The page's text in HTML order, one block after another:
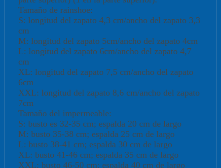
Tamaño de rainshoe:
S: longitud del zapato 4,3 cm/ancho del zapato 3,3
cm
M: longitud del zapato 5cm/ancho del zapato 4cm
L: longitud del zapato 6cm/ancho del zapato 4,7
cm
XL: longitud del zapato 7,5 cm/ancho del zapato
6cm
XXL: longitud del zapato 8,6 cm/ancho del zapato
7cm
Tamaño del impermeable:
S: busto es 32-35 cm; espalda 20 cm de largo
M: busto 35-38 cm; espalda 25 cm de largo
L: busto 38-41 cm; espalda 30 cm de largo
XL: busto 41-46 cm; espalda 35 cm de largo
XXL: busto 46-50 cm; espalda 40 cm de largo